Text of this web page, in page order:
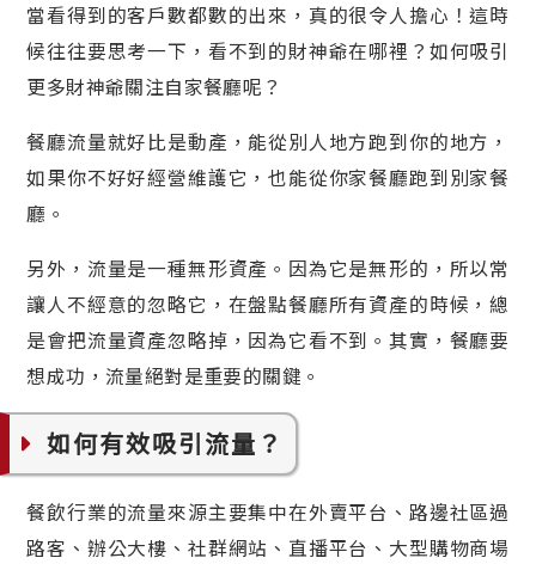
當看得到的客戶數都數的出來，真的很令人擔心！這時
候往往要思考一下，看不到的財神爺在哪裡？如何吸引
更多財神爺關注自家餐廳呢？
餐廳流量就好比是動產，能從別人地方跑到你的地方，
如果你不好好經營維護它，也能從你家餐廳跑到別家餐
廳。
另外，流量是一種無形資產。因為它是無形的，所以常
讓人不經意的忽略它，在盤點餐廳所有資產的時候，總
是會把流量資產忽略掉，因為它看不到。其實，餐廳要
想成功，流量絕對是重要的關鍵。
如何有效吸引流量？
餐飲行業的流量來源主要集中在外賣平台、路邊社區過
路客、辦公大樓、社群網站、直播平台、大型購物商場